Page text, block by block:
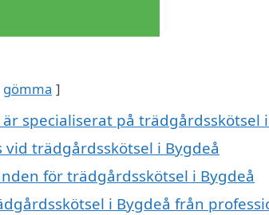
gömma
specialiserat på trädgårdsskötsel
trädgårdsskötsel i Bygdeå
för trädgårdsskötsel i Bygdeå
i Bygdeå från